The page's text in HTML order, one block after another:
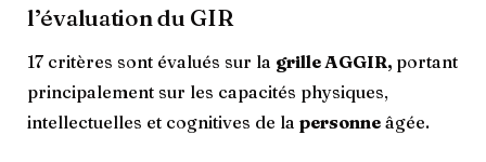
l’évaluation du GIR
17 critères sont évalués sur la grille AGGIR, portant
principalement sur les capacités physiques,
intellectuelles et cognitives de la personne âgée.